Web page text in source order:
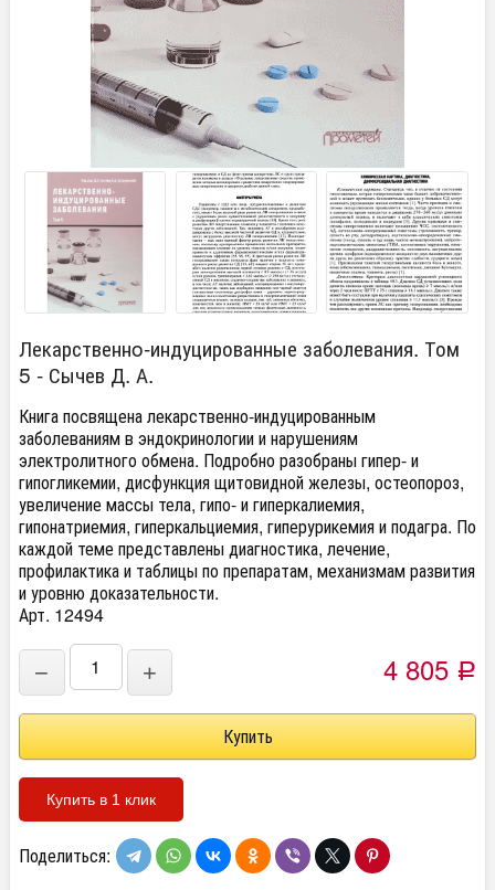
Лекарственнo-индуцированные заболевания. Том
5 - Сычев Д. А.
Книга посвящена лекарственно-индуцированным
заболеваниям в эндокринологии и нарушениям
электролитного обмена. Подробно разобраны гипер- и
гипогликемии, дисфункция щитовидной железы, остеопороз,
увеличение массы тела, гипо- и гиперкалиемия,
гипонатриемия, гиперкальциемия, гиперурикемия и подагра. По
каждой теме представлены диагностика, лечение,
профилактика и таблицы по препаратам, механизмам развития
и уровню доказательности.
Арт. 12494
− + 4 805 Р
Купить в 1 клик
Поделиться: